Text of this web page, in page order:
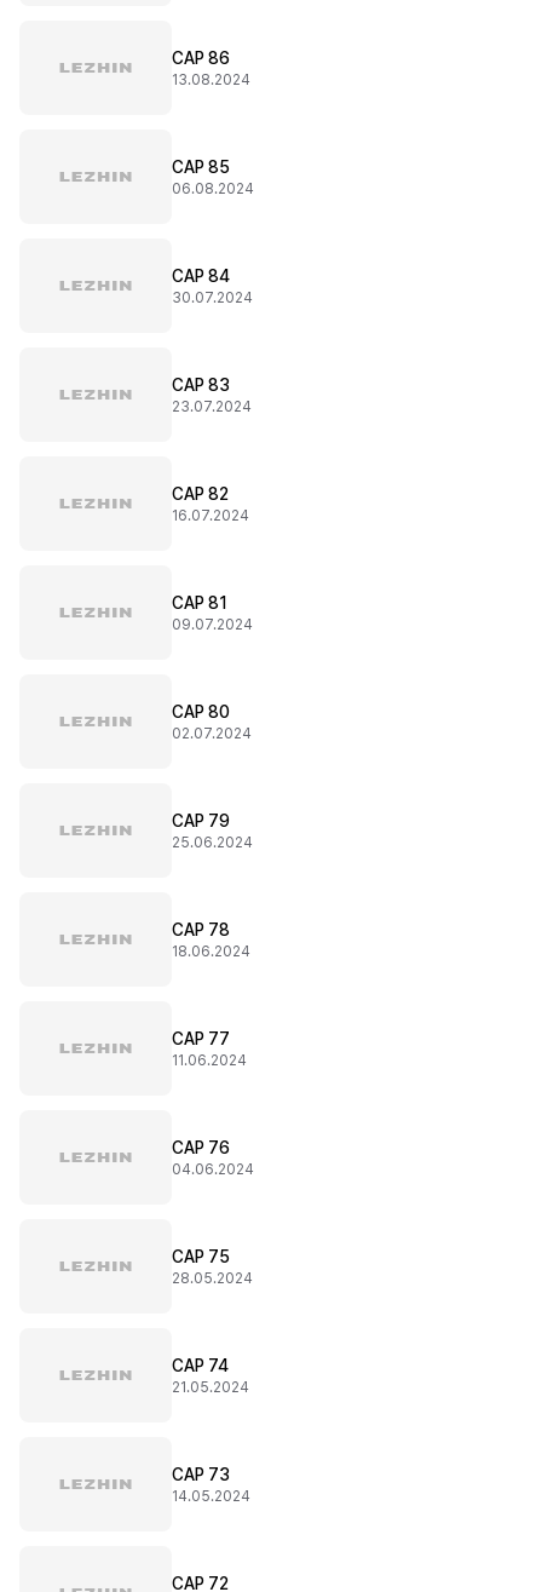
CAP 86
13.08.2024
CAP 85
06.08.2024
CAP 84
30.07.2024
CAP 83
23.07.2024
CAP 82
16.07.2024
CAP 81
09.07.2024
CAP 80
02.07.2024
CAP 79
25.06.2024
CAP 78
18.06.2024
CAP 77
11.06.2024
CAP 76
04.06.2024
CAP 75
28.05.2024
CAP 74
21.05.2024
CAP 73
14.05.2024
CAP 72